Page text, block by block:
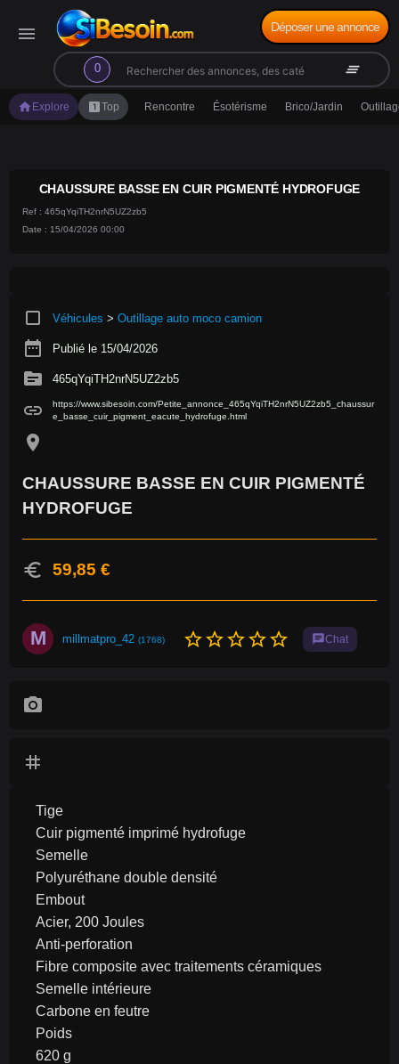
menu
0
search clear_all
Déposer une annonce
home Explore looks_oneTop Rencontre Ésotérisme Brico/Jardin
CHAUSSURE BASSE EN CUIR PIGMENTÉ HYDROFUGE
Ref : 465qYqiTH2nrN5UZ2zb5
Date : 15/04/2026 00:00
crop_square Véhicules > Outillage auto moco camion
date_range Publié le 15/04/2026
source 465qYqiTH2nrN5UZ2zb5
link
https://www.sibesoin.com/Petite_annonce_465qYqiTH2nrN5UZ2zb5_chaussur
e_basse_cuir_pigment_eacute_hydrofuge.html
location_on
CHAUSSURE BASSE EN CUIR PIGMENTÉ
HYDROFUGE
euro 59,85 €
M millmatpro_42 (1768) star_borderstar_borderstar_borderstar_borderstar_border chatChat
photo_camera
tag
Tige
Cuir pigmenté imprimé hydrofuge
Semelle
Polyuréthane double densité
Embout
Acier, 200 Joules
Anti-perforation
Fibre composite avec traitements céramiques
Semelle intérieure
Carbone en feutre
Poids
620 g